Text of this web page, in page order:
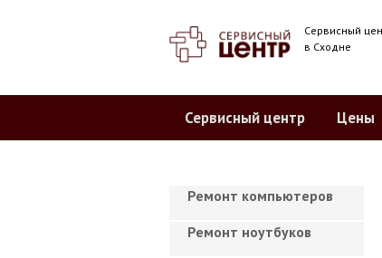
Сервисный
в Сходне
Сервисный центр Цены
Ремонт компьютеров
Ремонт ноутбуков